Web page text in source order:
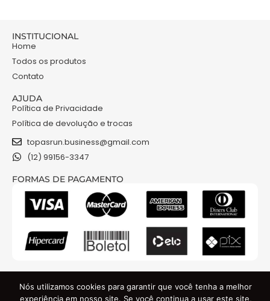
INSTITUCIONAL
Home
Todos os produtos
Contato
AJUDA
Política de Privacidade
Política de devolução e trocas
topasrun.business@gmail.com
(12) 99156-3347
FORMAS DE PAGAMENTO
Nós utilizamos cookies para garantir que você tenha a melhor
experiência em nosso site. Se você continua a usar este site,